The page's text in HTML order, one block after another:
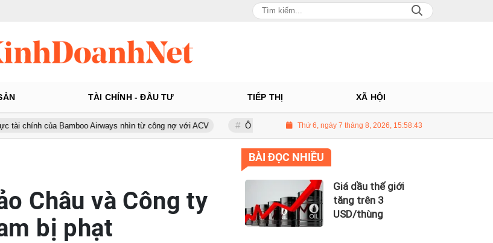
TÀI CHÍNH - ĐẦU TƯ TIẾP THỊ XÃ HỘI
Bamboo Airways nhìn từ công nợ với ACV Ô tô Á Châu: Nhà phân phối Audi tại Việt Nam kinh doanh thua lỗ
Thứ 6, ngày 7 tháng 8, 2026, 15:58:44
Châu và Công ty
bị phạt
BÀI ĐỌC NHIỀU
Giá dầu thế giới
tăng trên 3
USD/thùng